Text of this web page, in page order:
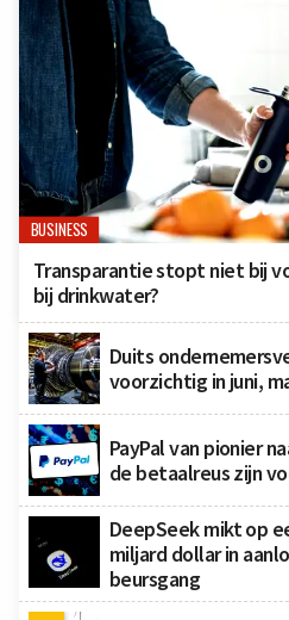
BUSINESS
Transparantie stopt niet bij
bij drinkwater?
Duits
voorzichtig in juni,
PayPal van pionier
de betaalreus zijn
DeepSeek mikt op
miljard dollar in
beursgang